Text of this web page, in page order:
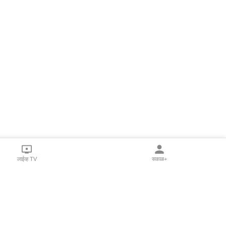
लाईव्ह TV सकाळ+